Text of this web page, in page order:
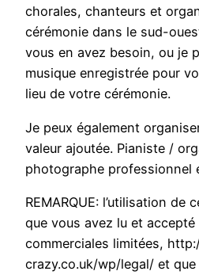
chorales, chanteurs et
cérémonie dans le sud-
vous en avez besoin, ou je
musique enregistrée pour
lieu de votre cérémonie.
Je peux également
valeur ajoutée. Pianiste /
photographe professionnel
REMARQUE: l’utilisation de
que vous avez lu et
commerciales limitées,
crazy.co.uk/wp/legal/ et